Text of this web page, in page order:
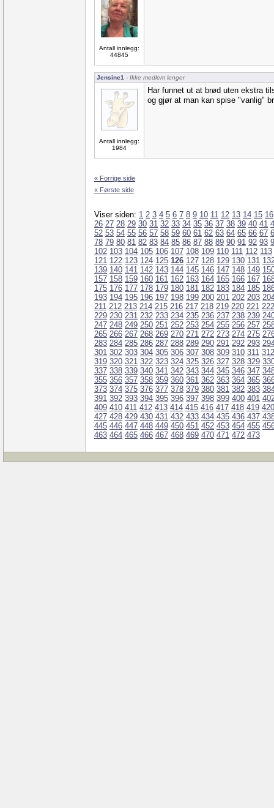
Antall innlegg:
44845
Jensine1 - Ikke medlem lenger
Antall innlegg:
1984
Har funnet ut at brød uten ekstra
og gjør at man kan spise "vanlig"
« Forrige side
« Første side
Viser siden: 1 2 3 4 5 6 7 8 9 10 11 12 13 14 15 16
26 27 28 29 30 31 32 33 34 35 36 37 38 39 40 41
52 53 54 55 56 57 58 59 60 61 62 63 64 65 66 67
78 79 80 81 82 83 84 85 86 87 88 89 90 91 92 93
102 103 104 105 106 107 108 109 110 111 112 113
121 122 123 124 125 126 127 128 129 130 131
139 140 141 142 143 144 145 146 147 148 149
157 158 159 160 161 162 163 164 165 166 167
175 176 177 178 179 180 181 182 183 184 185
193 194 195 196 197 198 199 200 201 202 203
211 212 213 214 215 216 217 218 219 220 221 222
229 230 231 232 233 234 235 236 237 238 239
247 248 249 250 251 252 253 254 255 256 257
265 266 267 268 269 270 271 272 273 274 275
283 284 285 286 287 288 289 290 291 292 293
301 302 303 304 305 306 307 308 309 310 311 312
319 320 321 322 323 324 325 326 327 328 329
337 338 339 340 341 342 343 344 345 346 347
355 356 357 358 359 360 361 362 363 364 365
373 374 375 376 377 378 379 380 381 382 383
391 392 393 394 395 396 397 398 399 400 401
409 410 411 412 413 414 415 416 417 418 419 420
427 428 429 430 431 432 433 434 435 436 437
445 446 447 448 449 450 451 452 453 454 455
463 464 465 466 467 468 469 470 471 472 473